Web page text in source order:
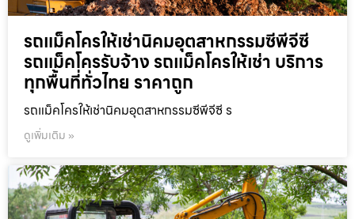
รถแม็คโครให้เช่านิคมอุตสาหกรรมซีพีจีซี
รถแม็คโครรับจ้าง รถแม็คโครให้เช่า บริการ
ทุกพื้นที่ทั่วไทย ราคาถูก
รถแม็คโครให้เช่านิคมอุตสาหกรรมซีพีจีซี ร
ดูเพิ่มเติม »